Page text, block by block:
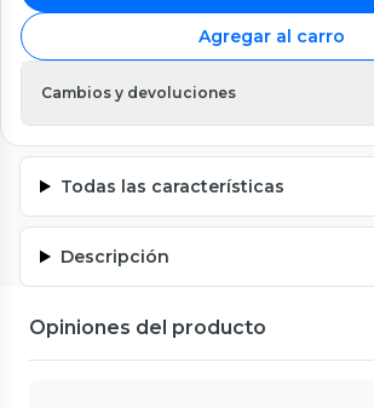
Agregar al carro
Cambios y devoluciones
Todas las características
Descripción
Opiniones del producto